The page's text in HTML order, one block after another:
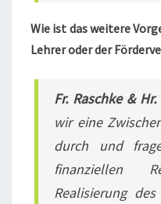
Wie ist das weitere
Lehrer oder der
Fr. Raschke &
wir eine
durch und
finanziellen
Realisierung